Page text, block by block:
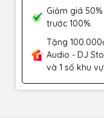
Giảm giá
trước 100%.
Tặng
Audio - DJ
và 1 số khu